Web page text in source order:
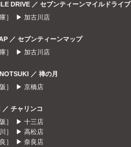
DRIVE ／ セブンティーンマイルドライブ
庫］ ▶ 加古川店
／ セブンティーンマップ
庫］ ▶ 加古川店
／ 禅の月
阪］ ▶ 京橋店
／ チャリンコ
阪］ ▶ 十三店
川］ ▶ 高松店
良］ ▶ 奈良店